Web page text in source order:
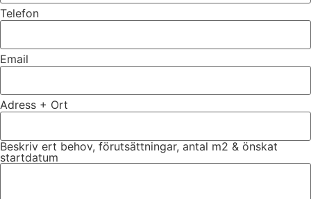
Telefon
Email
Adress + Ort
Beskriv ert behov, förutsättningar, antal m2 & önskat
startdatum